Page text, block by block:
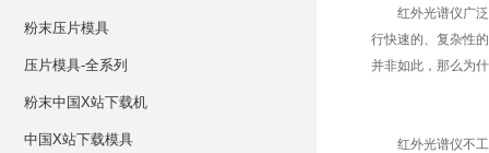
粉末压片模具
压片模具-全系列
粉末中国X站下载机
中国X站下载模具
红外光谱仪广泛用于
行快速的、复杂
并非如此，那么为
红外光谱仪不工作